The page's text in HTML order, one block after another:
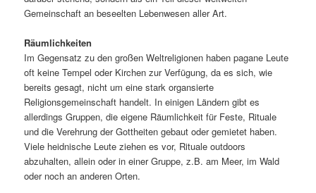
Gemeinschaft an beseelten Lebenwesen aller Art.
Räumlichkeiten
Im Gegensatz zu den großen Weltreligionen haben pagane Leute
oft keine Tempel oder Kirchen zur Verfügung, da es sich, wie
bereits gesagt, nicht um eine stark organsierte
Religionsgemeinschaft handelt. In einigen Ländern gibt es
allerdings Gruppen, die eigene Räumlichkeit für Feste, Rituale
und die Verehrung der Gottheiten gebaut oder gemietet haben.
Viele heidnische Leute ziehen es vor, Rituale outdoors
abzuhalten, allein oder in einer Gruppe, z.B. am Meer, im Wald
oder noch an anderen Orten.